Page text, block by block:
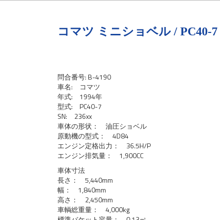
コマツ ミニショベル / PC40-7
問合番号: B-4190
車名: コマツ
年式: 1994年
型式: PC40-7
SN: 236xx
車体の形状： 油圧ショベル
原動機の型式： 4D84
エンジン定格出力： 36.5H/P
エンジン排気量： 1,900CC
車体寸法
長さ： 5,440mm
幅： 1,840mm
高さ： 2,450mm
車輌総重量： 4,000kg